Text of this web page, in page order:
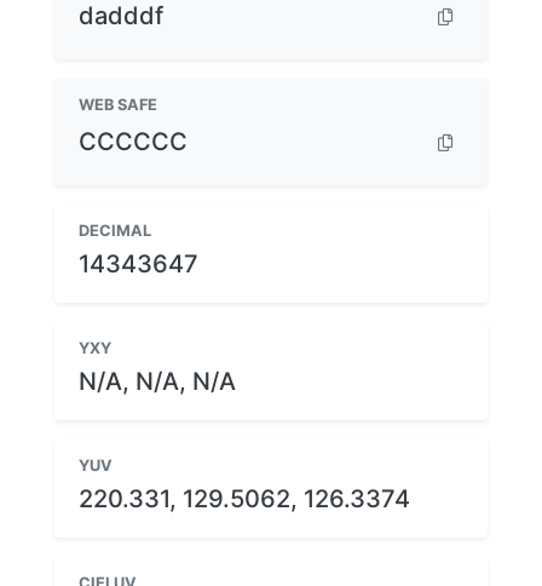
dadddf
WEB SAFE
CCCCCC
DECIMAL
14343647
YXY
N/A, N/A, N/A
YUV
220.331, 129.5062, 126.3374
CIELUV